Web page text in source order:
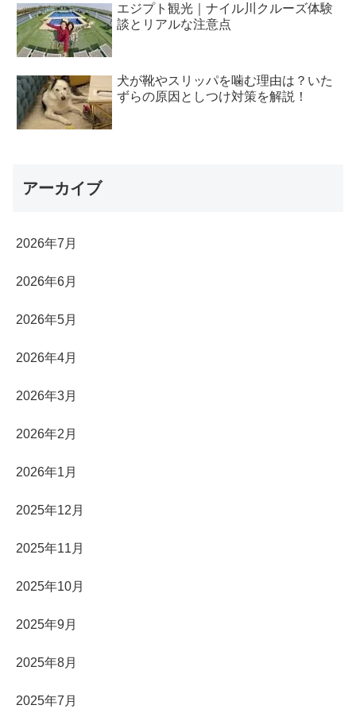
エジプト観光｜ナイル川クルーズ体験
談とリアルな注意点
犬が靴やスリッパを噛む理由は？いた
ずらの原因としつけ対策を解説！
アーカイブ
2026年7月
2026年6月
2026年5月
2026年4月
2026年3月
2026年2月
2026年1月
2025年12月
2025年11月
2025年10月
2025年9月
2025年8月
2025年7月